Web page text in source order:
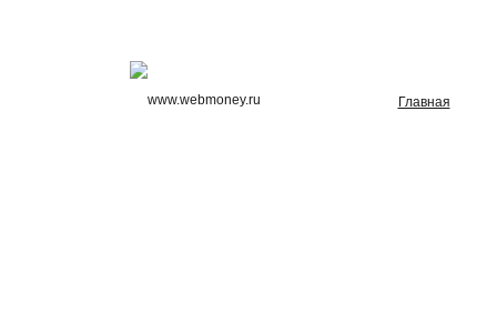
Главная